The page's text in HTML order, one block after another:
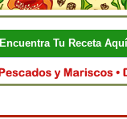
Encuentra Tu Receta